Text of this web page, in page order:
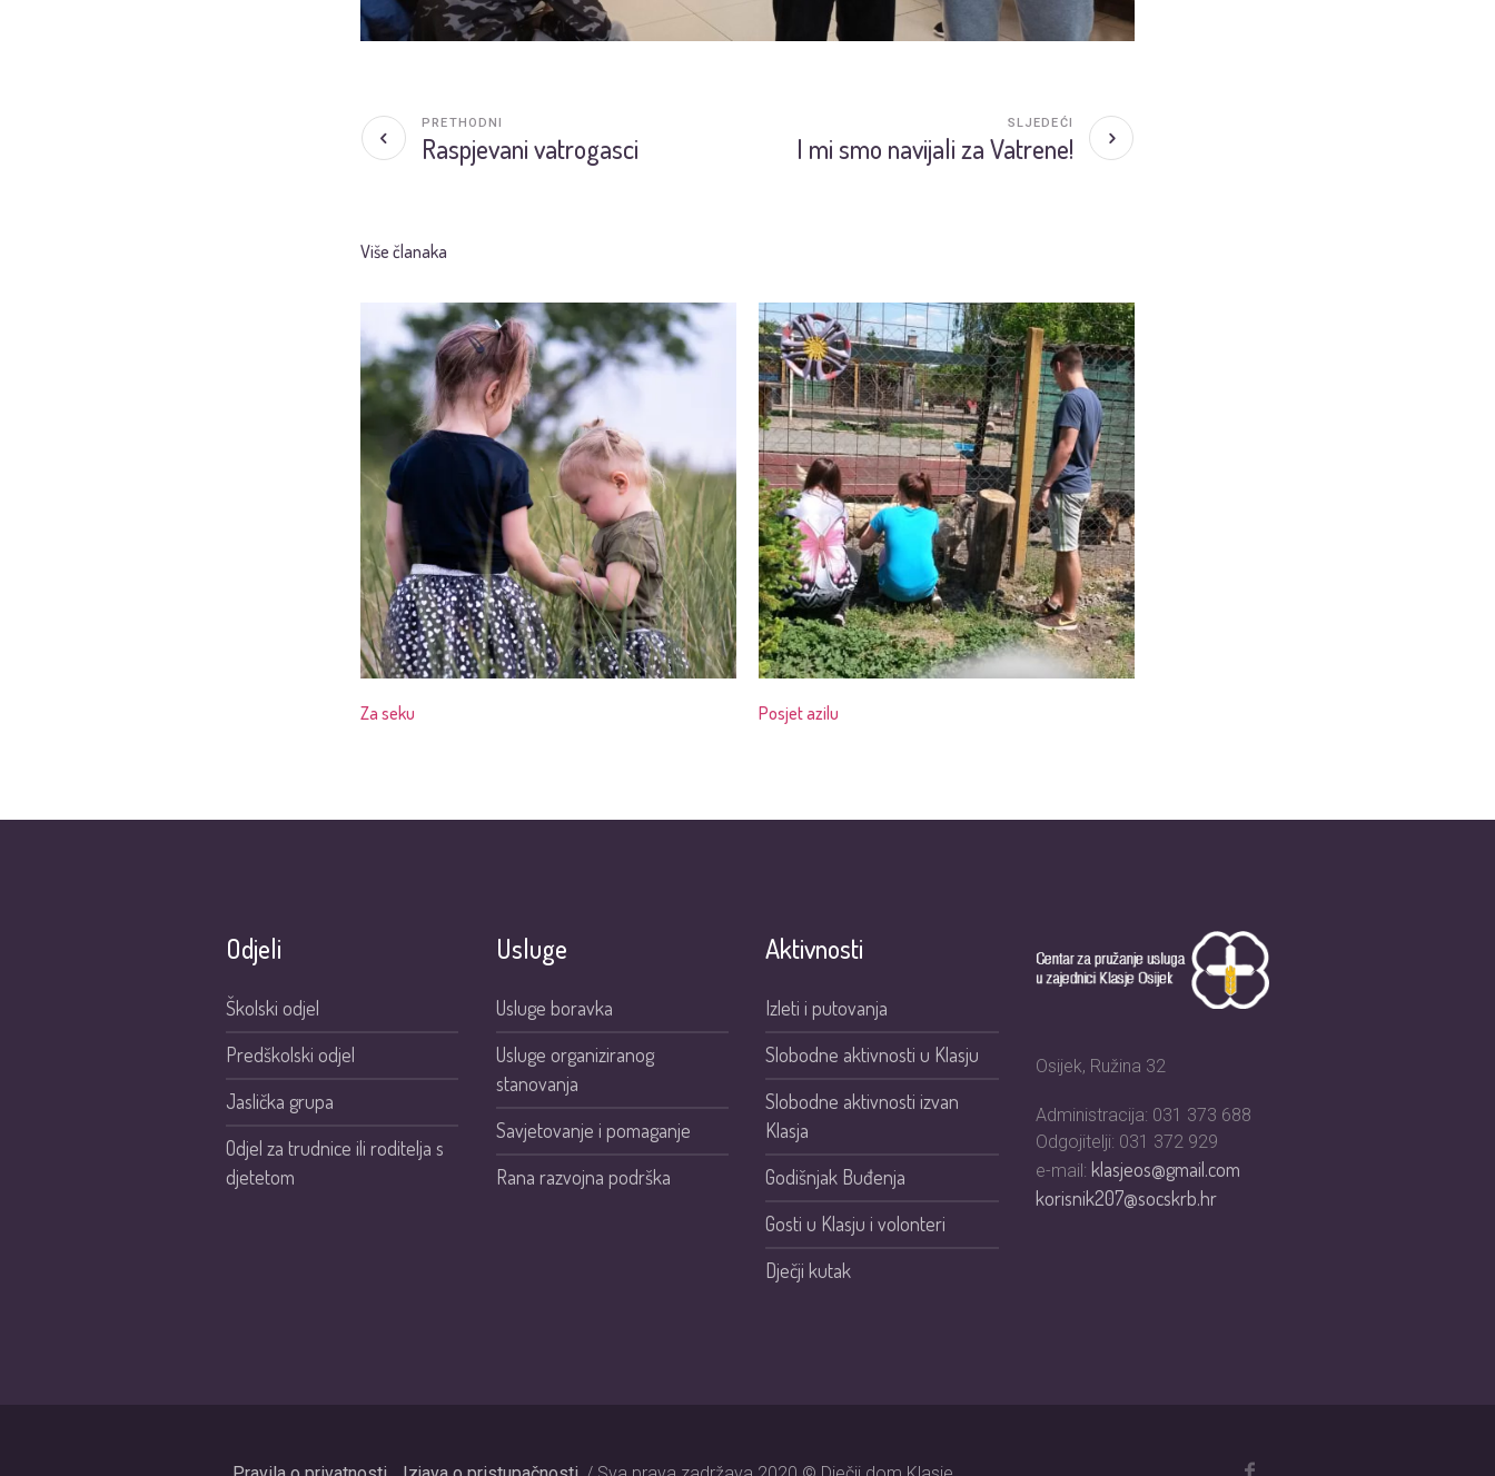
Raspjevani vatrogasci
PRETHODNI
I mi smo navijali za Vatrene!
SLJEDEĆI
Više članaka
Za seku Posjet azilu
Odjeli
Školski odjel
Predškolski odjel
Jaslička grupa
Odjel za trudnice ili roditelja s
djetetom
Usluge
Usluge boravka
Usluge organiziranog
stanovanja
Savjetovanje i pomaganje
Rana razvojna podrška
Aktivnosti
Izleti i putovanja
Slobodne aktivnosti u Klasju
Slobodne aktivnosti izvan
Klasja
Godišnjak Buđenja
Gosti u Klasju i volonteri
Dječji kutak
Osijek, Ružina 32
Administracija: 031 373 688
Odgojitelji: 031 372 929
e-mail: klasjeos@gmail.com
korisnik207@socskrb.hr